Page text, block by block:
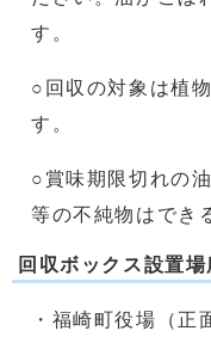
す。
○回収の対象は植
す。
○賞味期限切れの
等の不純物はでき
回収ボックス設置場
・福崎町役場（正